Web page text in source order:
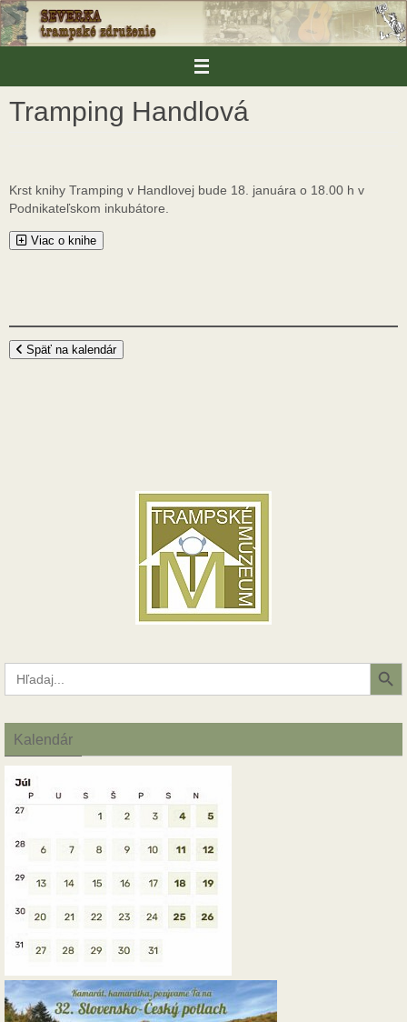
Skip
to
content
Tramping Handlová
Krst knihy Tramping v Handlovej bude 18. januára o 18.00 h v
Podnikateľskom inkubátore.
Viac o knihe
Späť na kalendár
Search
for:
Search Button
Kalendár